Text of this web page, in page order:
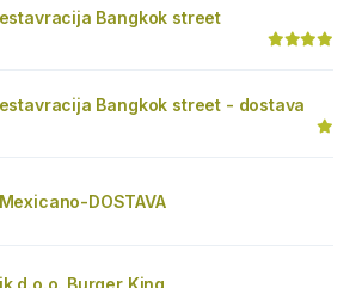
Bangkok street
Bangkok street - dostava
DOSTAVA
d.o.o. Burger King